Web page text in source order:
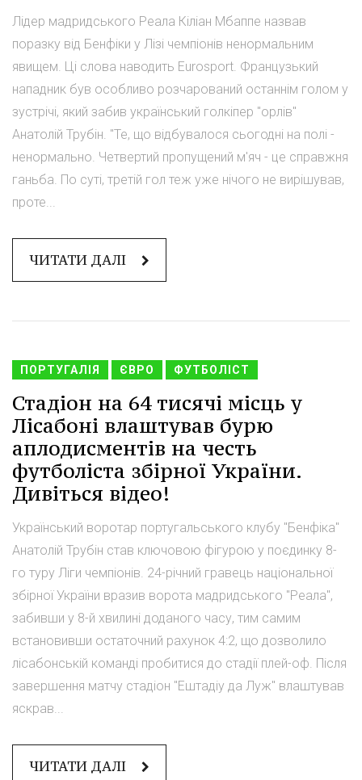
Лідер мадридського Реала Кіліан Мбаппе назвав
поразку від Бенфіки у Лізі чемпіонів ненормальним
явищем. Ці слова наводить Eurosport. Французький
нападник був особливо розчарований останнім голом у
зустрічі, який забив український голкіпер "орлів"
Анатолій Трубін. "Те, що відбувалося сьогодні на полі -
ненормально. Четвертий пропущений м'яч - це справжня
ганьба. По суті, третій гол теж уже нічого не вирішував,
проте...
ЧИТАТИ ДАЛІ
ПОРТУГАЛІЯ ЄВРО ФУТБОЛІСТ
Стадіон на 64 тисячі місць у
Лісабоні влаштував бурю
аплодисментів на честь
футболіста збірної України.
Дивіться відео!
Український воротар португальського клубу "Бенфіка"
Анатолій Трубін став ключовою фігурою у поєдинку 8-
го туру Ліги чемпіонів. 24-річний гравець національної
збірної України вразив ворота мадридського "Реала",
забивши у 8-й хвилині доданого часу, тим самим
встановивши остаточний рахунок 4:2, що дозволило
лісабонській команді пробитися до стадії плей-оф. Після
завершення матчу стадіон "Ештадіу да Луж" влаштував
яскрав...
ЧИТАТИ ДАЛІ